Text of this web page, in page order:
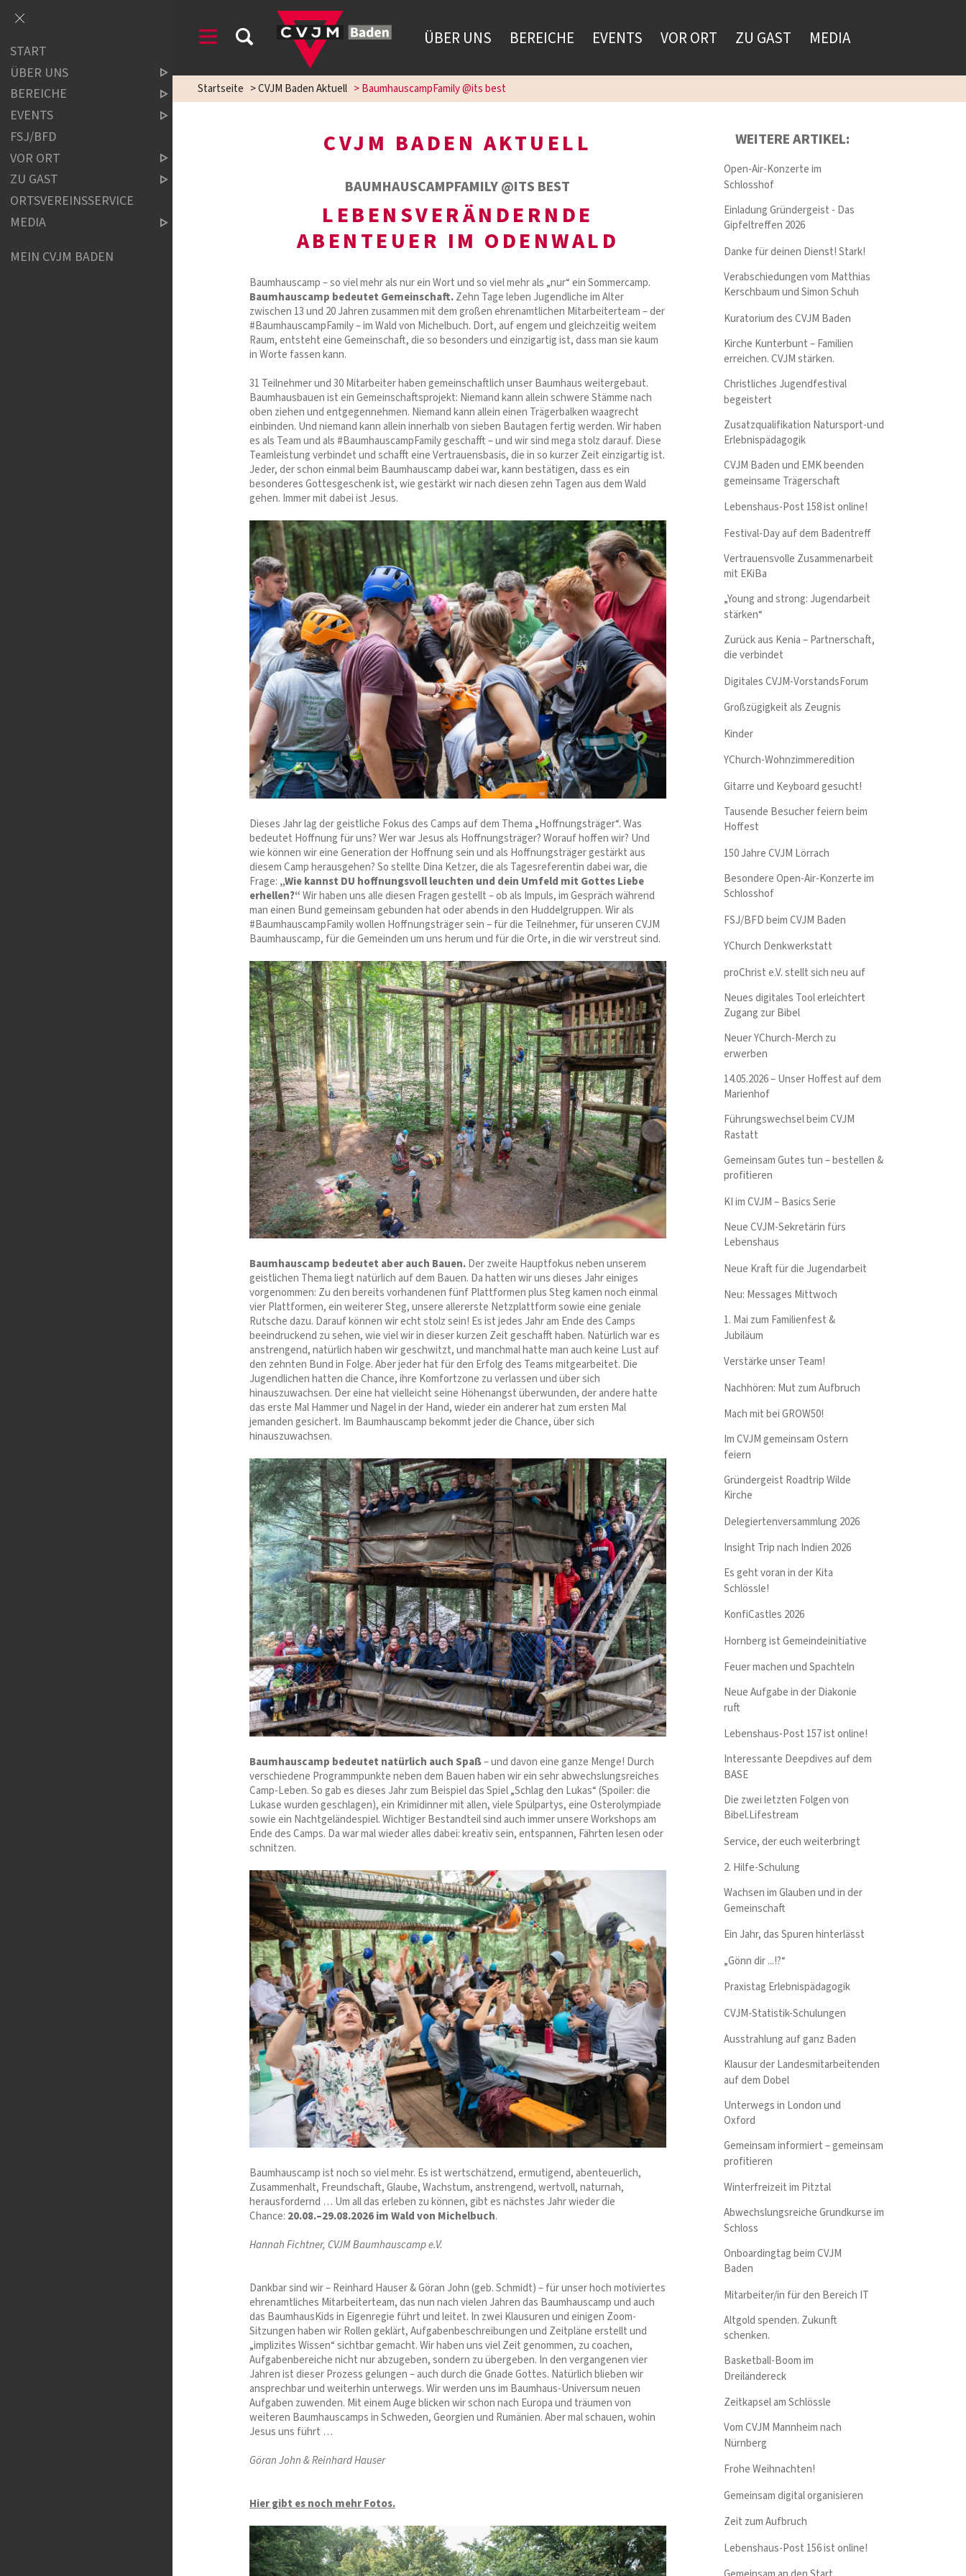
ÜBER UNS BEREICHE EVENTS VOR ORT ZU GAST MEDIA
Startseite >CVJM Baden Aktuell >BaumhauscampFamily @its best
CVJM BADEN AKTUELL
BAUMHAUSCAMPFAMILY @ITS BEST
LEBENSVERÄNDERNDE
ABENTEUER IM ODENWALD
Baumhauscamp – so viel mehr als nur ein Wort und so viel mehr als „nur“ ein Sommercamp.
Baumhauscamp bedeutet Gemeinschaft.Zehn Tage leben Jugendliche im Alter
zwischen 13 und 20 Jahren zusammen mit dem großen ehrenamtlichen Mitarbeiterteam – der
#BaumhauscampFamily – im Wald von Michelbuch. Dort, auf engem und gleichzeitig weitem
Raum, entsteht eine Gemeinschaft, die so besonders und einzigartig ist, dass man sie kaum
in Worte fassen kann.
31 Teilnehmer und 30 Mitarbeiter haben gemeinschaftlich unser Baumhaus weitergebaut.
Baumhausbauen ist ein Gemeinschaftsprojekt: Niemand kann allein schwere Stämme nach
oben ziehen und entgegennehmen. Niemand kann allein einen Trägerbalken waagrecht
einbinden. Und niemand kann allein innerhalb von sieben Bautagen fertig werden. Wir haben
es als Team und als #BaumhauscampFamily geschafft – und wir sind mega stolz darauf. Diese
Teamleistung verbindet und schafft eine Vertrauensbasis, die in so kurzer Zeit einzigartig ist.
Jeder, der schon einmal beim Baumhauscamp dabei war, kann bestätigen, dass es ein
besonderes Gottesgeschenk ist, wie gestärkt wir nach diesen zehn Tagen aus dem Wald
gehen. Immer mit dabei ist Jesus.
Dieses Jahr lag der geistliche Fokus des Camps auf dem Thema „Hoffnungsträger“. Was
bedeutet Hoffnung für uns? Wer war Jesus als Hoffnungsträger? Worauf hoffen wir? Und
wie können wir eine Generation der Hoffnung sein und als Hoffnungsträger gestärkt aus
diesem Camp herausgehen? So stellte Dina Ketzer, die als Tagesreferentin dabei war, die
Frage: „Wie kannst DU hoffnungsvoll leuchten und dein Umfeld mit Gottes Liebe
erhellen?“Wir haben uns alle diesen Fragen gestellt – ob als Impuls, im Gespräch während
man einen Bund gemeinsam gebunden hat oder abends in den Huddelgruppen. Wir als
#BaumhauscampFamily wollen Hoffnungsträger sein – für die Teilnehmer, für unseren CVJM
Baumhauscamp, für die Gemeinden um uns herum und für die Orte, in die wir verstreut sind.
Baumhauscamp bedeutet aber auch Bauen.Der zweite Hauptfokus neben unserem
geistlichen Thema liegt natürlich auf dem Bauen. Da hatten wir uns dieses Jahr einiges
vorgenommen: Zu den bereits vorhandenen fünf Plattformen plus Steg kamen noch einmal
vier Plattformen, ein weiterer Steg, unsere allererste Netzplattform sowie eine geniale
Rutsche dazu. Darauf können wir echt stolz sein! Es ist jedes Jahr am Ende des Camps
beeindruckend zu sehen, wie viel wir in dieser kurzen Zeit geschafft haben. Natürlich war es
anstrengend, natürlich haben wir geschwitzt, und manchmal hatte man auch keine Lust auf
den zehnten Bund in Folge. Aber jeder hat für den Erfolg des Teams mitgearbeitet. Die
Jugendlichen hatten die Chance, ihre Komfortzone zu verlassen und über sich
hinauszuwachsen. Der eine hat vielleicht seine Höhenangst überwunden, der andere hatte
das erste Mal Hammer und Nagel in der Hand, wieder ein anderer hat zum ersten Mal
jemanden gesichert. Im Baumhauscamp bekommt jeder die Chance, über sich
hinauszuwachsen.
Baumhauscamp bedeutet natürlich auch Spaß– und davon eine ganze Menge! Durch
verschiedene Programmpunkte neben dem Bauen haben wir ein sehr abwechslungsreiches
Camp-Leben. So gab es dieses Jahr zum Beispiel das Spiel „Schlag den Lukas“ (Spoiler: die
Lukase wurden geschlagen), ein Krimidinner mit allen, viele Spülpartys, eine Osterolympiade
sowie ein Nachtgeländespiel. Wichtiger Bestandteil sind auch immer unsere Workshops am
Ende des Camps. Da war mal wieder alles dabei: kreativ sein, entspannen, Fährten lesen oder
schnitzen.
Baumhauscamp ist noch so viel mehr. Es ist wertschätzend, ermutigend, abenteuerlich,
Zusammenhalt, Freundschaft, Glaube, Wachstum, anstrengend, wertvoll, naturnah,
herausfordernd … Um all das erleben zu können, gibt es nächstes Jahr wieder die
Chance: 20.08.–29.08.2026 im Wald von Michelbuch.
Hannah Fichtner, CVJM Baumhauscamp e.V.
Dankbar sind wir – Reinhard Hauser & Göran John (geb. Schmidt) – für unser hoch motiviertes
ehrenamtliches Mitarbeiterteam, das nun nach vielen Jahren das Baumhauscamp und auch
das BaumhausKids in Eigenregie führt und leitet. In zwei Klausuren und einigen Zoom-
Sitzungen haben wir Rollen geklärt, Aufgabenbeschreibungen und Zeitpläne erstellt und
„implizites Wissen“ sichtbar gemacht. Wir haben uns viel Zeit genommen, zu coachen,
Aufgabenbereiche nicht nur abzugeben, sondern zu übergeben. In den vergangenen vier
Jahren ist dieser Prozess gelungen – auch durch die Gnade Gottes. Natürlich blieben wir
ansprechbar und weiterhin unterwegs. Wir werden uns im Baumhaus-Universum neuen
Aufgaben zuwenden. Mit einem Auge blicken wir schon nach Europa und träumen von
weiteren Baumhauscamps in Schweden, Georgien und Rumänien. Aber mal schauen, wohin
Jesus uns führt …
Göran John & Reinhard Hauser
Hier gibt es noch mehr Fotos.
WEITERE ARTIKEL:
Open-Air-Konzerte im
Schlosshof
Einladung Gründergeist - Das
Gipfeltreffen 2026
Danke für deinen Dienst! Stark!
Verabschiedungen vom Matthias
Kerschbaum und Simon Schuh
Kuratorium des CVJM Baden
Kirche Kunterbunt – Familien
erreichen. CVJM stärken.
Christliches Jugendfestival
begeistert
Zusatzqualifikation Natursport-und
Erlebnispädagogik
CVJM Baden und EMK beenden
gemeinsame Trägerschaft
Lebenshaus-Post 158 ist online!
Festival-Day auf dem Badentreff
Vertrauensvolle Zusammenarbeit
mit EKiBa
„Young and strong: Jugendarbeit
stärken“
Zurück aus Kenia – Partnerschaft,
die verbindet
Digitales CVJM-VorstandsForum
Großzügigkeit als Zeugnis
Kinder
YChurch-Wohnzimmeredition
Gitarre und Keyboard gesucht!
Tausende Besucher feiern beim
Hoffest
150 Jahre CVJM Lörrach
Besondere Open-Air-Konzerte im
Schlosshof
FSJ/BFD beim CVJM Baden
YChurch Denkwerkstatt
proChrist e.V. stellt sich neu auf
Neues digitales Tool erleichtert
Zugang zur Bibel
Neuer YChurch-Merch zu
erwerben
14.05.2026 – Unser Hoffest auf dem
Marienhof
Führungswechsel beim CVJM
Rastatt
Gemeinsam Gutes tun – bestellen &
profitieren
KI im CVJM – Basics Serie
Neue CVJM-Sekretärin fürs
Lebenshaus
Neue Kraft für die Jugendarbeit
Neu: Messages Mittwoch
1. Mai zum Familienfest &
Jubiläum
Verstärke unser Team!
Nachhören: Mut zum Aufbruch
Mach mit bei GROW50!
Im CVJM gemeinsam Ostern
feiern
Gründergeist Roadtrip Wilde
Kirche
Delegiertenversammlung 2026
Insight Trip nach Indien 2026
Es geht voran in der Kita
Schlössle!
KonfiCastles 2026
Hornberg ist Gemeindeinitiative
Feuer machen und Spachteln
Neue Aufgabe in der Diakonie
ruft
Lebenshaus-Post 157 ist online!
Interessante Deepdives auf dem
BASE
Die zwei letzten Folgen von
Bibel.Lifestream
Service, der euch weiterbringt
2. Hilfe-Schulung
Wachsen im Glauben und in der
Gemeinschaft
Ein Jahr, das Spuren hinterlässt
„Gönn dir ...!?“
Praxistag Erlebnispädagogik
CVJM-Statistik-Schulungen
Ausstrahlung auf ganz Baden
Klausur der Landesmitarbeitenden
auf dem Dobel
Unterwegs in London und
Oxford
Gemeinsam informiert – gemeinsam
profitieren
Winterfreizeit im Pitztal
Abwechslungsreiche Grundkurse im
Schloss
Onboardingtag beim CVJM
Baden
Mitarbeiter/in für den Bereich IT
Altgold spenden. Zukunft
schenken.
Basketball-Boom im
Dreiländereck
Zeitkapsel am Schlössle
Vom CVJM Mannheim nach
Nürnberg
Frohe Weihnachten!
Gemeinsam digital organisieren
Zeit zum Aufbruch
Lebenshaus-Post 156 ist online!
START
ÜBER UNS
BEREICHE
EVENTS
FSJ/BFD
VOR ORT
ZU GAST
ORTSVEREINSSERVICE
MEDIA
MEIN CVJM BADEN